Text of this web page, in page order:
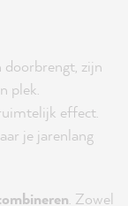
doorbrengt, zijn
plek.
effect.
je jarenlang
. Zowel